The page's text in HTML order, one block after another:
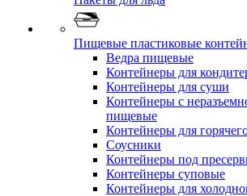
Пищевые пластиковые
Ведра пищевые
Контейнеры для
Контейнеры для суши
Контейнеры с
пищевые
Контейнеры для
Соусники
Контейнеры под
Контейнеры суповые
Контейнеры для